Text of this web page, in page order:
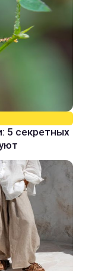
5 секретных